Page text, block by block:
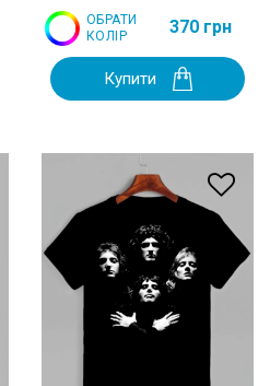
ОБРАТИ
КОЛІР
370 грн
Купити